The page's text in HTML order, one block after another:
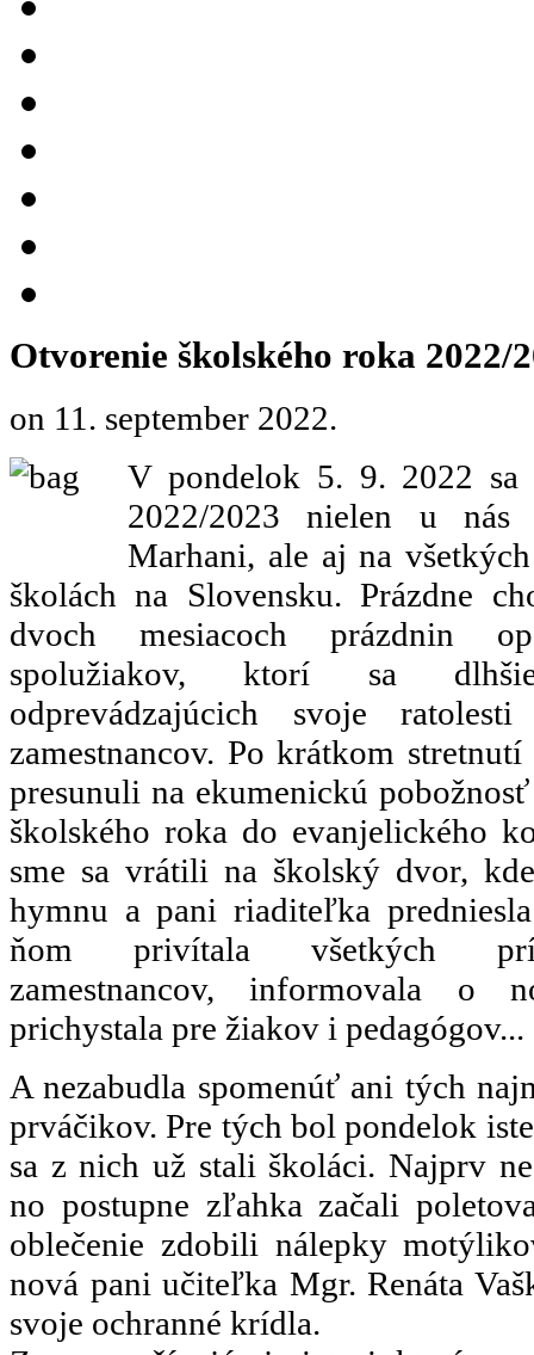
Otvorenie školského roka 2022/
on 11. september 2022.
V pondelok 5. 9. 2022
2022/2023 nielen u
Marhani, ale aj na
školách na Slovensku. Prázdne
dvoch mesiacoch prázdnin
spolužiakov, ktorí sa
odprevádzajúcich svoje
zamestnancov. Po krátkom
presunuli na ekumenickú
školského roka do evanjelického
sme sa vrátili na školský dvor,
hymnu a pani riaditeľka
ňom privítala všetkých
zamestnancov, informovala o
prichystala pre žiakov i pedagógov...
A nezabudla spomenúť ani tých
prváčikov. Pre tých bol pondelok
sa z nich už stali školáci. Najprv
no postupne zľahka začali
oblečenie zdobili nálepky
nová pani učiteľka Mgr. Renáta
svoje ochranné krídla.